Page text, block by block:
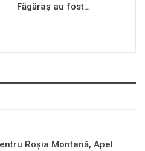
Făgăraș au fost…
Roşia Montană, Apel